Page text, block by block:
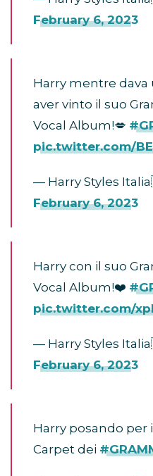
February 6, 2023
Harry mentre dava
aver vinto il suo
Vocal Album!💋
pic.twitter.com/
— Harry Styles
February 6, 2023
Harry con il suo
Vocal Album!❤️
pic.twitter.com/
— Harry Styles
February 6, 2023
Harry posando per
Carpet dei